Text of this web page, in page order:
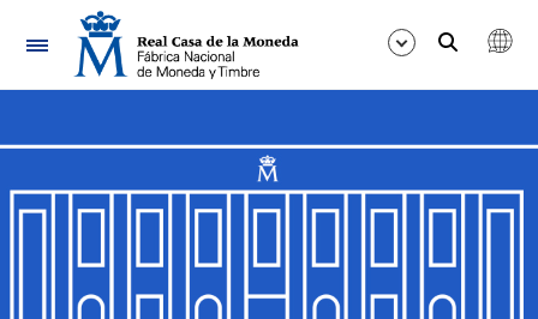
Navigation
Show/Hide
Show/Hide